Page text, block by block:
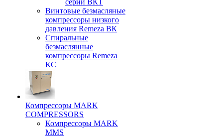
серии ВКТ
Винтовые безмасляные
компрессоры низкого
давления Remeza ВК
Спиральные
безмаслянные
компрессоры Remeza
КС
Компрессоры MARK
COMPRESSORS
Компрессоры MARK
MMS